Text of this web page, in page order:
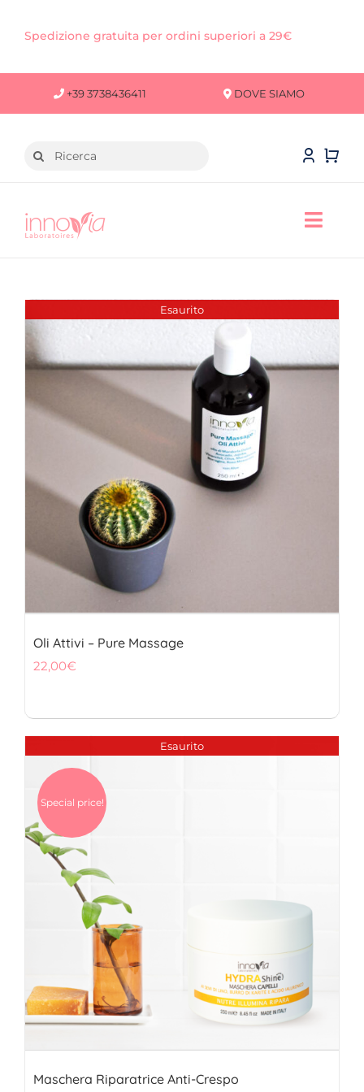
Spedizione gratuita per ordini superiori a 29€
+39 3738436411 DOVE SIAMO
Cerca
CAPELLI
FITOTERAPICI
CHI SIAMO
Esaurito
Oli Attivi – Pure Massage
22,00€
Esaurito
Special price!
Maschera Riparatrice Anti-Crespo